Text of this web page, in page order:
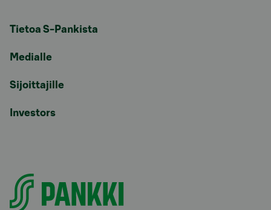
Tietoa S-Pankista
Medialle
Sijoittajille
Investors